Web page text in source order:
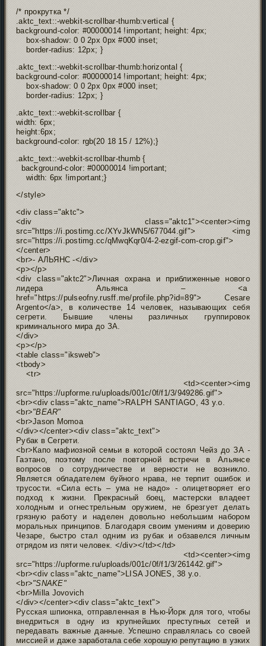
/* прокрутка */
.aktc_text::-webkit-scrollbar-thumb:vertical {
background-color: #00000014 !important; height: 4px;
box-shadow: 0 0 2px 0px #000 inset;
border-radius: 12px; }
.aktc_text::-webkit-scrollbar-thumb:horizontal {
background-color: #00000014 !important; height: 4px;
box-shadow: 0 0 2px 0px #000 inset;
border-radius: 12px; }
.aktc_text::-webkit-scrollbar {
width: 6px;
height:6px;
background-color: rgb(20 18 15 / 12%);}
.aktc_text::-webkit-scrollbar-thumb {
background-color: #00000014 !important;
width: 6px !important;}
</style>
<div class="aktc">
<div class="aktc1"><center><img
src="https://i.postimg.cc/XYvJkWN5/677044.gif"> <img
src="https://i.postimg.cc/qMwqKqr0/4-2-ezgif-com-crop.gif">
</center>
<br>- АЛЬЯНС -</div>
<p></p>
<div class="aktc2">Личная охрана и приближенные нового
лидера Альянса – <a
href="https://pulseofny.rusff.me/profile.php?id=89"> Cesare
Argento</a>, в количестве 14 человек, называющих себя
сегрети. Бывшие члены различных группировок
криминального мира до ЗА.
</div>
<p></p>
<table class="iksweb">
<tbody>
<tr>
<td><center><img
src="https://upforme.ru/uploads/001c/0f/f1/3/949286.gif">
<br><div class="aktc_name">RALPH SANTIAGO, 43 y.o.
<br>"BEAR"
<br>Jason Momoa
</div></center><div class="aktc_text">
Рубак в Сегрети.
<br>Капо мафиозной семьи в которой состоял Чейз до ЗА -
Гаэтано, поэтому после повторной встречи в Альянсе
вопросов о сотрудничестве и верности не возникло.
Является обладателем буйного нрава, не терпит ошибок и
трусости. «Сила есть – ума не надо» - олицетворяет его
подход к жизни. Прекрасный боец, мастерски владеет
холодным и огнестрельным оружием, не брезгует делать
грязную работу и наделен довольно небольшим набором
моральных принципов. Благодаря своим умениям и доверию
Чезаре, быстро стал одним из рубак и обзавелся личным
отрядом из пяти человек. </div></td></td>
<td><center><img
src="https://upforme.ru/uploads/001c/0f/f1/3/261442.gif">
<br><div class="aktc_name">LISA JONES, 38 y.o.
<br>"SNAKE"
<br>Milla Jovovich
</div></center><div class="aktc_text">
Русская шпионка, отправленная в Нью-Йорк для того, чтобы
внедриться в одну из крупнейших преступных сетей и
передавать важные данные. Успешно справлялась со своей
миссией и даже заработала себе хорошую репутацию в узких